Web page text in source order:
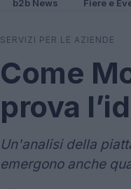
b2b News Fiere e
SERVIZI PER LE AZIENDE
Come
prova
Un'analisi della
emergono anche